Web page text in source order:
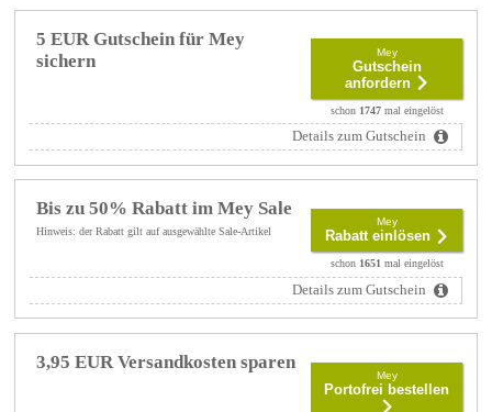
5 EUR Gutschein für Mey
sichern
Mey
Gutschein
anfordern
schon 1747mal eingelöst
Details zum Gutschein
Bis zu 50% Rabatt im Mey Sale
Hinweis: der Rabatt gilt auf ausgewählte Sale-Artikel
Mey
Rabatt einlösen
schon 1651mal eingelöst
Details zum Gutschein
3,95 EUR Versandkosten sparen
Mey
Portofrei bestellen